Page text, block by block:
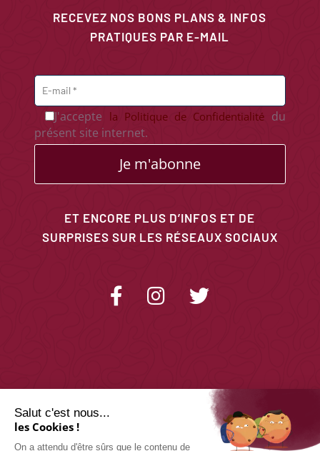
Salut c'est nous...
les Cookies !
On a attendu d'être sûrs que le contenu de
RECEVEZ NOS BONS PLANS & INFOS
PRATIQUES PAR E-MAIL
J'accepte la Politique de Confidentialité du
présent site internet.
Je m'abonne
ET ENCORE PLUS D’INFOS ET DE
SURPRISES SUR LES RÉSEAUX SOCIAUX